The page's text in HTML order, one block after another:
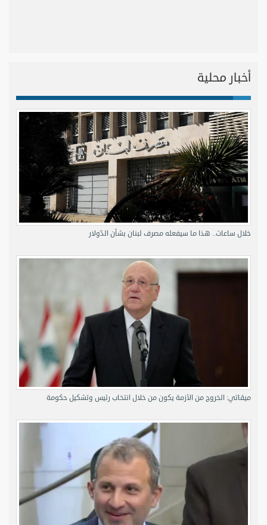
أخبار محلية
خلال ساعات.. هذا ما سيفعله مصرف لبنان بشأن الدّولار
ميقاتي: الخروج من الأزمة يكون من خلال انتخاب رئيس وتشكيل حكومة